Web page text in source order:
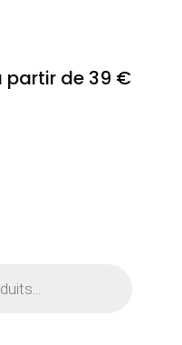
partir de 39 €